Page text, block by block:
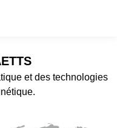
et des technologies